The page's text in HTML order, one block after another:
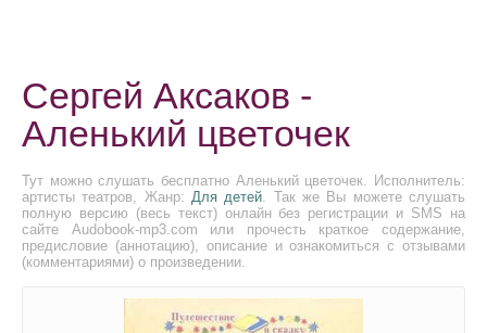
Сергей Аксаков -
Аленький цветочек
Тут можно слушать бесплатно Аленький цветочек. Исполнитель:
артисты театров, Жанр: Для детей. Так же Вы можете слушать
полную версию (весь текст) онлайн без регистрации и SMS на
сайте Audobook-mp3.com или прочесть краткое содержание,
предисловие (аннотацию), описание и ознакомиться с отзывами
(комментариями) о произведении.